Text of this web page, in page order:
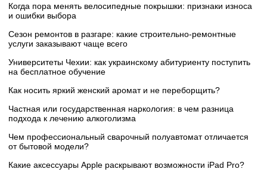
Когда пора менять велосипедные покрышки: признаки износа
и ошибки выбора
Сезон ремонтов в разгаре: какие строительно-ремонтные
услуги заказывают чаще всего
Университеты Чехии: как украинскому абитуриенту поступить
на бесплатное обучение
Как носить яркий женский аромат и не переборщить?
Частная или государственная наркология: в чем разница
подхода к лечению алкоголизма
Чем профессиональный сварочный полуавтомат отличается
от бытовой модели?
Какие аксессуары Apple раскрывают возможности iPad Pro?